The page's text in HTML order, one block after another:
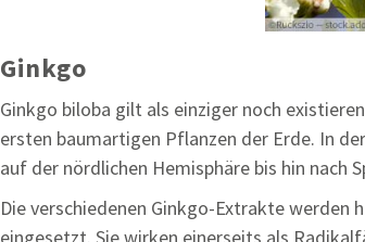
Ginkgo
Ginkgo biloba gilt als einziger noch
ersten baumartigen Pflanzen der Erde. In
auf der nördlichen Hemisphäre bis hin nach
Die verschiedenen Ginkgo-Extrakte werden